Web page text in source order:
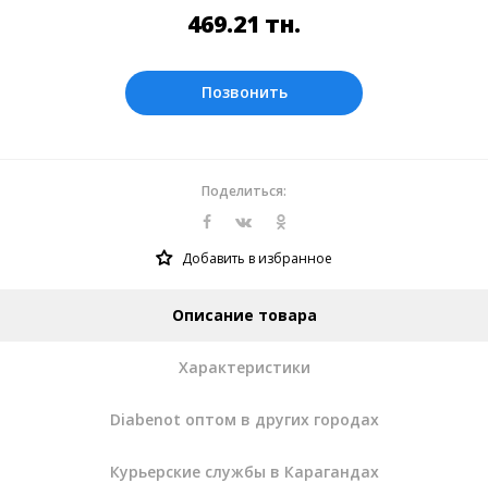
06.08.2026. Текущий курс 10 руб.= 58.6517
469.21 тн.
Позвонить
Поделиться:
Добавить в избранное
Описание товара
Характеристики
Diabenot оптом в других городах
Курьерские службы в Карагандах